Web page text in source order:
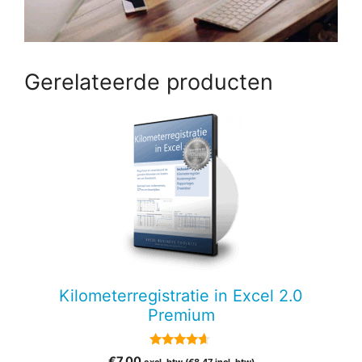
Gerelateerde producten
Kilometerregistratie in Excel 2.0
Premium
4.50